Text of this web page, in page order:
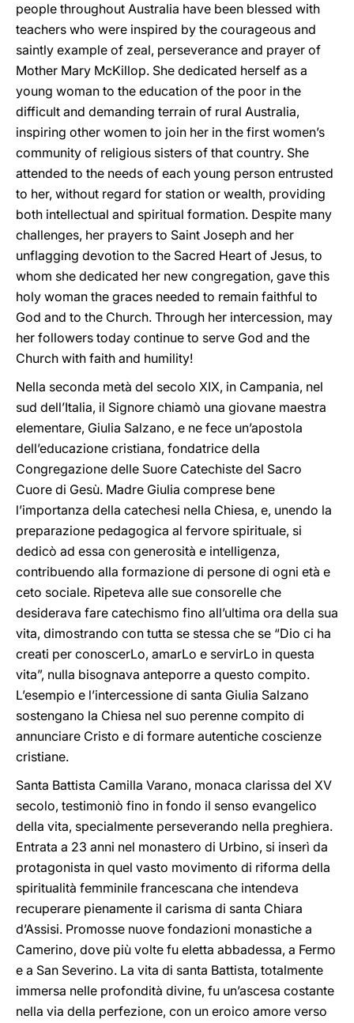
people throughout Australia have been blessed with
teachers who were inspired by the courageous and
saintly example of zeal, perseverance and prayer of
Mother Mary McKillop. She dedicated herself as a
young woman to the education of the poor in the
difficult and demanding terrain of rural Australia,
inspiring other women to join her in the first women’s
community of religious sisters of that country. She
attended to the needs of each young person entrusted
to her, without regard for station or wealth, providing
both intellectual and spiritual formation. Despite many
challenges, her prayers to Saint Joseph and her
unflagging devotion to the Sacred Heart of Jesus, to
whom she dedicated her new congregation, gave this
holy woman the graces needed to remain faithful to
God and to the Church. Through her intercession, may
her followers today continue to serve God and the
Church with faith and humility!
Nella seconda metà del secolo XIX, in Campania, nel
sud dell’Italia, il Signore chiamò una giovane maestra
elementare, Giulia Salzano, e ne fece un’apostola
dell’educazione cristiana, fondatrice della
Congregazione delle Suore Catechiste del Sacro
Cuore di Gesù. Madre Giulia comprese bene
l’importanza della catechesi nella Chiesa, e, unendo la
preparazione pedagogica al fervore spirituale, si
dedicò ad essa con generosità e intelligenza,
contribuendo alla formazione di persone di ogni età e
ceto sociale. Ripeteva alle sue consorelle che
desiderava fare catechismo fino all’ultima ora della sua
vita, dimostrando con tutta se stessa che se “Dio ci ha
creati per conoscerLo, amarLo e servirLo in questa
vita”, nulla bisognava anteporre a questo compito.
L’esempio e l’intercessione di santa Giulia Salzano
sostengano la Chiesa nel suo perenne compito di
annunciare Cristo e di formare autentiche coscienze
cristiane.
Santa Battista Camilla Varano, monaca clarissa del XV
secolo, testimoniò fino in fondo il senso evangelico
della vita, specialmente perseverando nella preghiera.
Entrata a 23 anni nel monastero di Urbino, si inserì da
protagonista in quel vasto movimento di riforma della
spiritualità femminile francescana che intendeva
recuperare pienamente il carisma di santa Chiara
d’Assisi. Promosse nuove fondazioni monastiche a
Camerino, dove più volte fu eletta abbadessa, a Fermo
e a San Severino. La vita di santa Battista, totalmente
immersa nelle profondità divine, fu un’ascesa costante
nella via della perfezione, con un eroico amore verso